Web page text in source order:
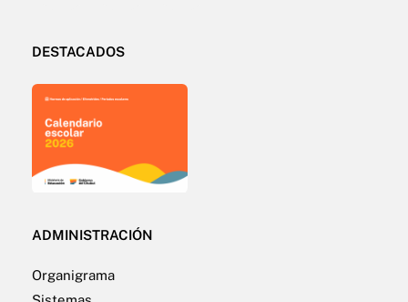
DESTACADOS
ADMINISTRACIÓN
Organigrama